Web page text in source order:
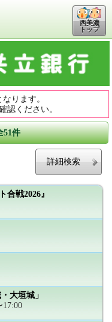
西美濃
トップ
ります。
認ください。
]全51件
詳細検索
合戦2026』
大垣城」
17:00